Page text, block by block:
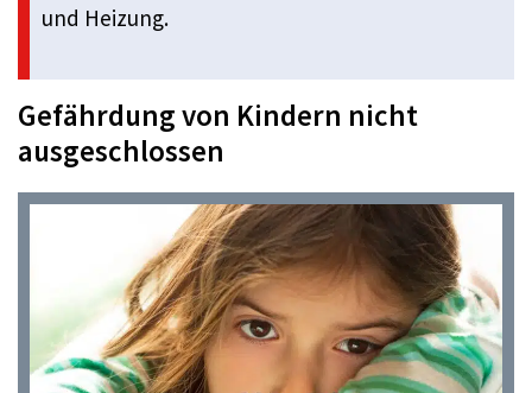
und Heizung.
Gefährdung von Kindern nicht
ausgeschlossen